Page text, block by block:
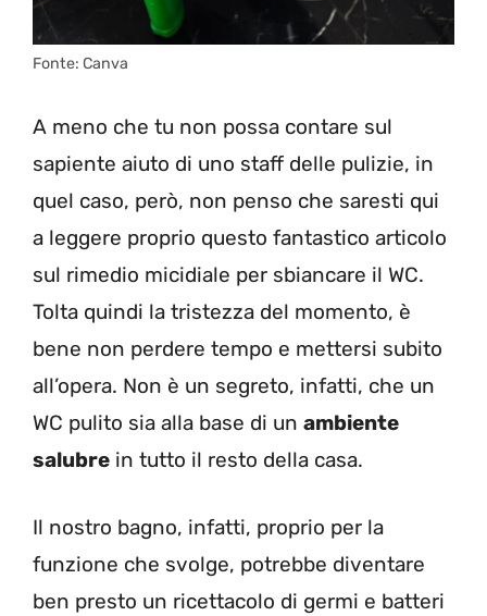
Fonte: Canva
A meno che tu non possa contare sul
sapiente aiuto di uno staff delle pulizie, in
quel caso, però, non penso che saresti qui
a leggere proprio questo fantastico articolo
sul rimedio micidiale per sbiancare il WC.
Tolta quindi la tristezza del momento, è
bene non perdere tempo e mettersi subito
all’opera. Non è un segreto, infatti, che un
WC pulito sia alla base di un ambiente
salubre in tutto il resto della casa.
Il nostro bagno, infatti, proprio per la
funzione che svolge, potrebbe diventare
ben presto un ricettacolo di germi e batteri